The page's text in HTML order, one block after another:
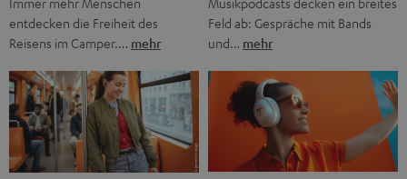
entdecken die Freiheit des
Reisens im Camper.… mehr
Feld ab: Gespräche mit Bands
und… mehr